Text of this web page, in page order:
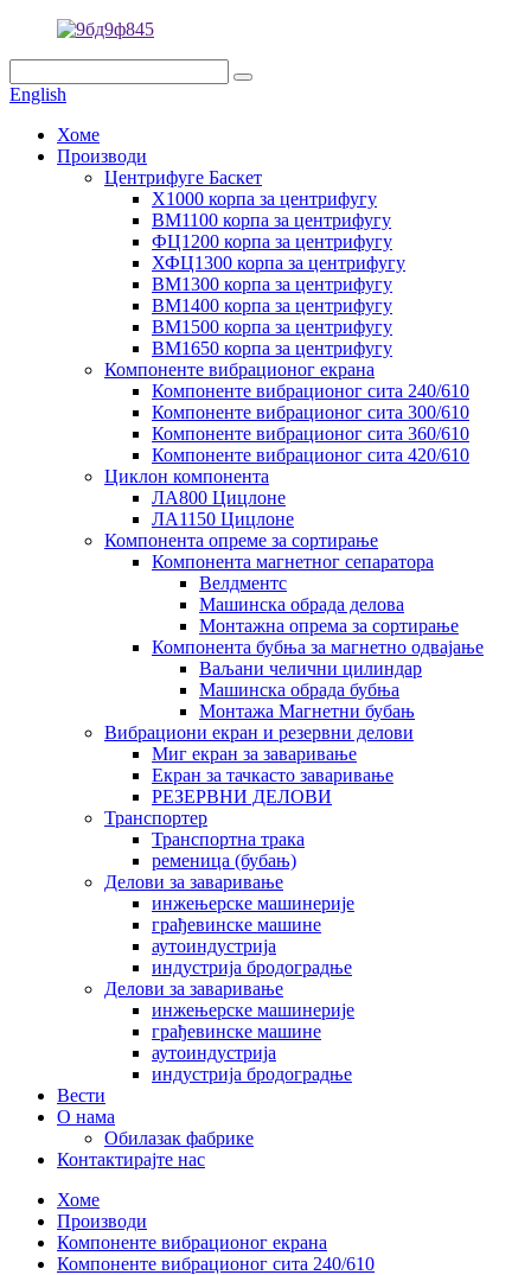
English
Хоме
Производи
Центрифуге Баскет
Х1000 корпа за центрифугу
ВМ1100 корпа за центрифугу
ФЦ1200 корпа за центрифугу
ХФЦ1300 корпа за центрифугу
ВМ1300 корпа за центрифугу
ВМ1400 корпа за центрифугу
ВМ1500 корпа за центрифугу
ВМ1650 корпа за центрифугу
Компоненте вибрационог екрана
Компоненте вибрационог сита 240/610
Компоненте вибрационог сита 300/610
Компоненте вибрационог сита 360/610
Компоненте вибрационог сита 420/610
Циклон компонента
ЛА800 Цицлоне
ЛА1150 Цицлоне
Компонента опреме за сортирање
Компонента магнетног сепаратора
Велдментс
Машинска обрада делова
Монтажна опрема за сортирање
Компонента бубња за магнетно одвајање
Ваљани челични цилиндар
Машинска обрада бубња
Монтажа Магнетни бубањ
Вибрациони екран и резервни делови
Миг екран за заваривање
Екран за тачкасто заваривање
РЕЗЕРВНИ ДЕЛОВИ
Транспортер
Транспортна трака
ременица (бубањ)
Делови за заваривање
инжењерске машинерије
грађевинске машине
аутоиндустрија
индустрија бродоградње
Делови за заваривање
инжењерске машинерије
грађевинске машине
аутоиндустрија
индустрија бродоградње
Вести
О нама
Обилазак фабрике
Контактирајте нас
Хоме
Производи
Компоненте вибрационог екрана
Компоненте вибрационог сита 240/610